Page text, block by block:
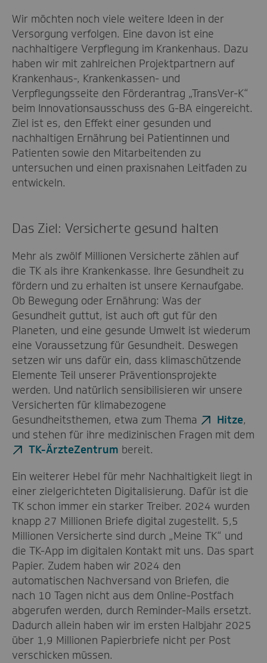
Wir möchten noch viele weitere Ideen in der
Versorgung verfolgen. Eine davon ist eine
nachhaltigere Verpflegung im Krankenhaus. Dazu
haben wir mit zahlreichen Projektpartnern auf
Krankenhaus-, Krankenkassen- und
Verpflegungsseite den Förderantrag „TransVer-K“
beim Innovationsausschuss des G-BA eingereicht.
Ziel ist es, den Effekt einer gesunden und
nachhaltigen Ernährung bei Patientinnen und
Patienten sowie den Mitarbeitenden zu
untersuchen und einen praxisnahen Leitfaden zu
entwickeln.
Das Ziel: Versicherte gesund halten
Mehr als zwölf Millionen Versicherte zählen auf
die TK als ihre Krankenkasse. Ihre Gesundheit zu
fördern und zu erhalten ist unsere Kernaufgabe.
Ob Bewegung oder Ernährung: Was der
Gesundheit guttut, ist auch oft gut für den
Planeten, und eine gesunde Umwelt ist wiederum
eine Voraussetzung für Gesundheit. Deswegen
setzen wir uns dafür ein, dass klimaschützende
Elemente Teil unserer Präventionsprojekte
werden. Und natürlich sensibilisieren wir unsere
Versicherten für klimabezogene
Gesundheitsthemen, etwa zum Thema
Hitze,
und stehen für ihre medizinischen Fragen mit dem
TK-ÄrzteZentrum bereit.
Ein weiterer Hebel für mehr Nachhaltigkeit liegt in
einer zielgerichteten Digitalisierung. Dafür ist die
TK schon immer ein starker Treiber. 2024 wurden
knapp 27 Millionen Briefe digital zugestellt. 5,5
Millionen Versicherte sind durch „Meine TK“ und
die TK-App im digitalen Kontakt mit uns. Das spart
Papier. Zudem haben wir 2024 den
automatischen Nachversand von Briefen, die
nach 10 Tagen nicht aus dem Online-Postfach
abgerufen werden, durch Reminder-Mails ersetzt.
Dadurch allein haben wir im ersten Halbjahr 2025
über 1,9 Millionen Papierbriefe nicht per Post
verschicken müssen.